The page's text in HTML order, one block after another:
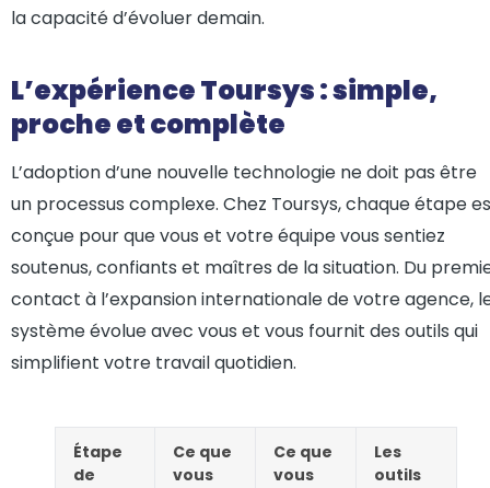
la capacité d’évoluer demain.
L’expérience Toursys : simple,
proche et complète
L’adoption d’une nouvelle technologie ne doit pas être
un processus complexe. Chez Toursys, chaque étape
conçue pour que vous et votre équipe vous sentiez
soutenus, confiants et maîtres de la situation. Du
contact à l’expansion internationale de votre agence,
système évolue avec vous et vous fournit des outils qui
simplifient votre travail quotidien.
Étape
de
Ce que
vous
Ce que
vous
Les
outils